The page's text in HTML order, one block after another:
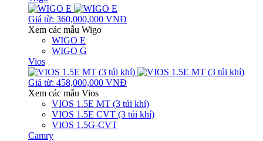
Giá từ: 360,000,000 VNĐ
Xem các mẫu Wigo
WIGO E
WIGO G
Vios
Giá từ: 458,000,000 VNĐ
Xem các mẫu Vios
VIOS 1.5E MT (3 túi khí)
VIOS 1.5E CVT (3 túi khí)
VIOS 1.5G-CVT
Camry